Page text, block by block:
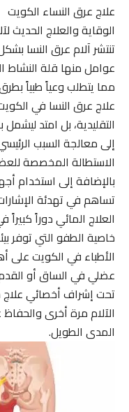
علاج عرق النساء الكويت
الوقاية والعلاج الحديث
تنتشر آلام عرق النسا
عوامل منها قلة النشاط
مما يتطلب وعياً طبياً بطرق
علاج عرق النسا في
التقليدية، بل امتد ليشمل
إلى معالجة السبب الرئيسي
الاستطالة المخصصة
بالإضافة إلى استخدام
تساهم في تهدئة الإشارات
العلاج المائي دوراً
خاصية الطفو التي توفر
الأطباء في الكويت على
عضلي في الساق أو القدم،
تحت إشراف أخصائي علاج
الآلام مرة أخرى
المدى الطويل.